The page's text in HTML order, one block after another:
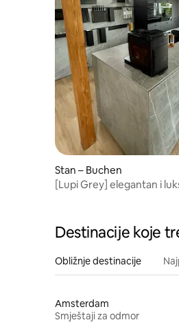
Stan – Buchen
[Lupi Grey] elegantan i
Destinacije koje
Obližnje destinacije
Amsterdam
Smještaji za odmor